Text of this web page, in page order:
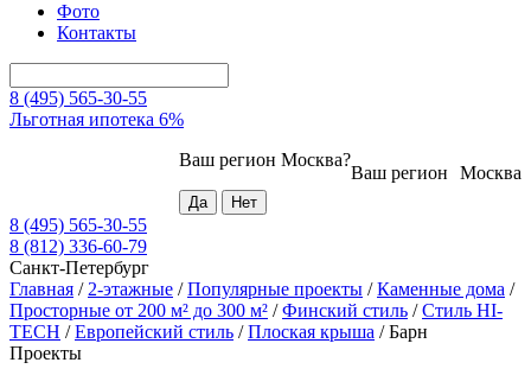
Фото
Контакты
8 (495) 565-30-55
Льготная ипотека 6%
Москва
Ваш регион
Ваш регион Москва?
8 (495) 565-30-55
8 (812) 336-60-79
Санкт-Петербург
Главная / 2-этажные /Популярные проекты /Каменные дома /
Просторные от 200 м² до 300 м² /Финский стиль /Стиль HI-
TECH /Европейский стиль /Плоская крыша /Барн
Проекты